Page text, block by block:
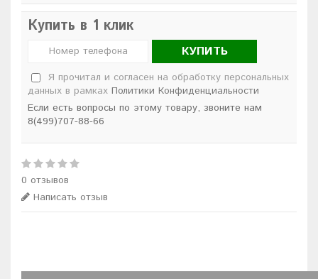
Купить в 1 клик
КУПИТЬ
Я прочитал и согласен на обработку персональных
данных в рамках Политики Конфиденциальности
Если есть вопросы по этому товару, звоните нам
8(499)707-88-66
0 отзывов
Написать отзыв